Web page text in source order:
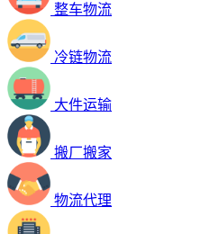
整车物流
冷链物流
大件运输
搬厂搬家
物流代理